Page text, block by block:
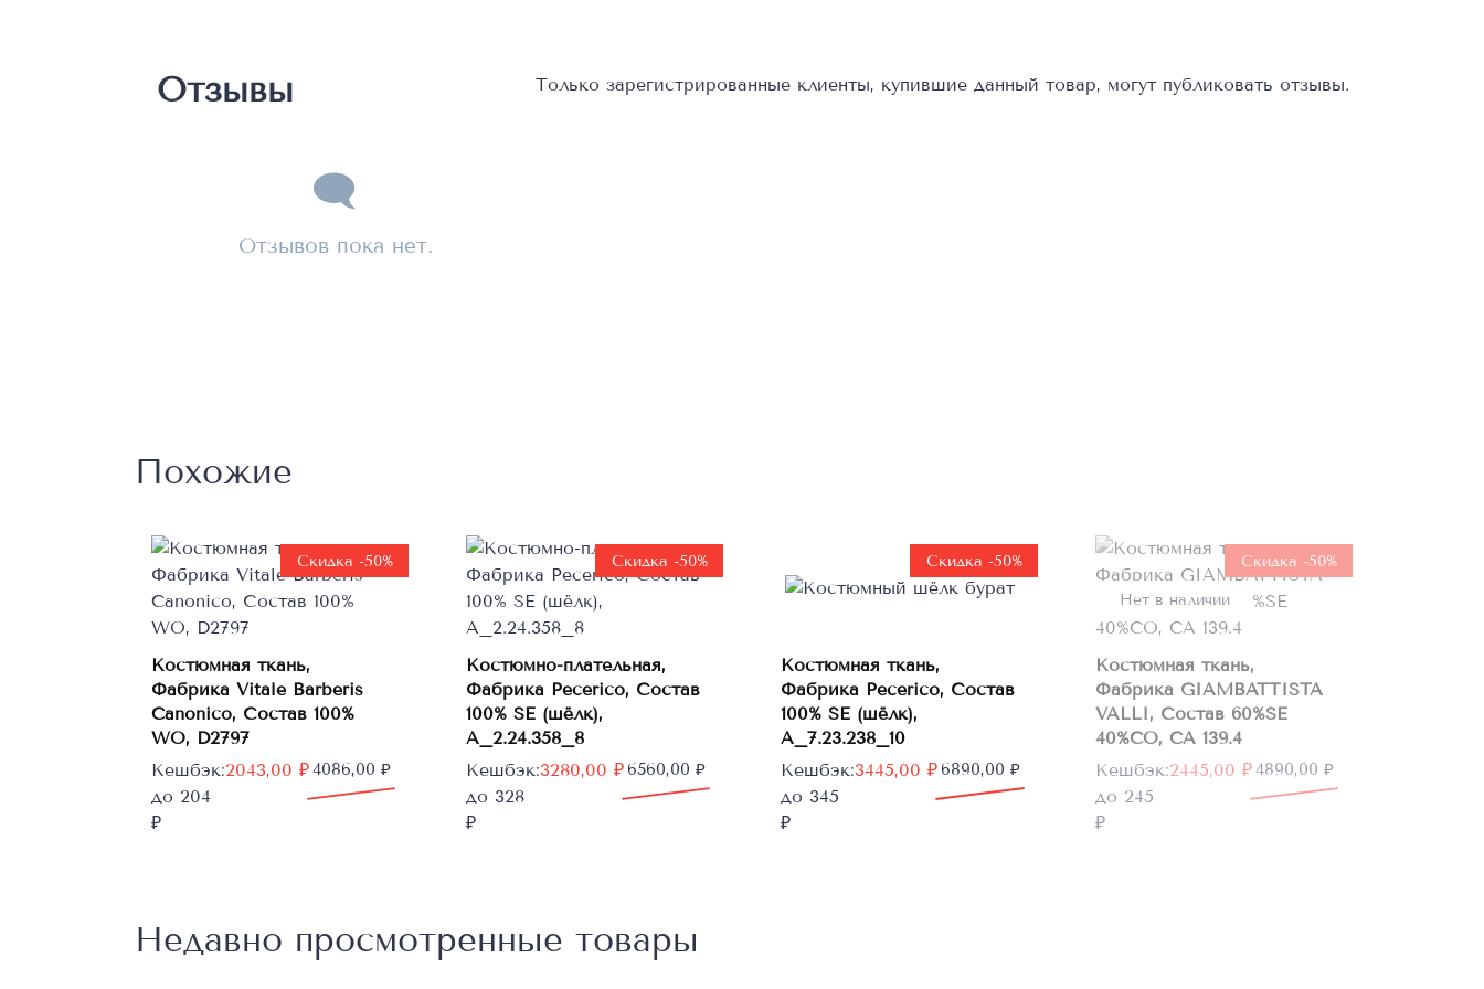
Отзывы
Отзывов пока нет.
Только зарегистрированные клиенты, купившие данный товар, могут публиковать отзывы.
Похожие
В корзину
Скидка -50%
Костюмная ткань,
Фабрика Vitale Barberis
Canonico, Состав 100%
WO, D2797
4086,00₽
Первоначальная
цена
составляла
2043,00 ₽
Текущая
цена:
2043,00 ₽.
Кешбэк:
до 204
₽
В корзину
Скидка -50%
Костюмно-плательная,
Фабрика Pecerico, Состав
100% SE (шёлк),
A_2.24.358_8
6560,00₽
Первоначальная
цена
составляла
3280,00 ₽
Текущая
цена:
3280,00 ₽.
Кешбэк:
до 328
₽
В корзину
Скидка -50%
Костюмная ткань,
Фабрика Pecerico, Состав
100% SE (шёлк),
A_7.23.238_10
6890,00₽
Первоначальная
цена
составляла
3445,00 ₽
Текущая
цена:
3445,00 ₽.
Кешбэк:
до 345
₽
Нет в наличии
Скидка -50%
Костюмная ткань,
Фабрика GIAMBATTISTA
VALLI, Состав 60%SE
40%CO, CA 139.4
4890,00₽
Первоначальная
цена
составляла
2445,00 ₽
Текущая
цена:
2445,00 ₽.
Кешбэк:
до 245
₽
Недавно просмотренные товары